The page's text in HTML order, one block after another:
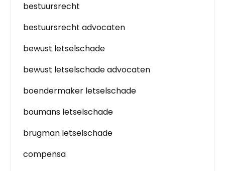
bestuursrecht
bestuursrecht advocaten
bewust letselschade
bewust letselschade advocaten
boendermaker letselschade
boumans letselschade
brugman letselschade
compensa